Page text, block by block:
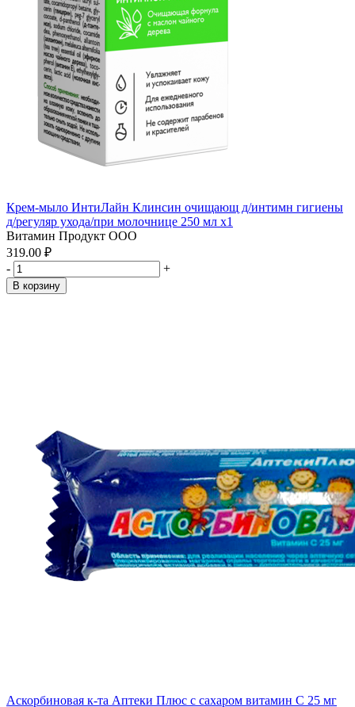
Крем-мыло ИнтиЛайн Клинсин очищающ д/интимн гигиены
д/регуляр ухода/при молочнице 250 мл x1
Витамин Продукт ООО
319.00 ₽
-
+
В корзину
Аскорбиновая к-та Аптеки Плюс с сахаром витамин С 25 мг